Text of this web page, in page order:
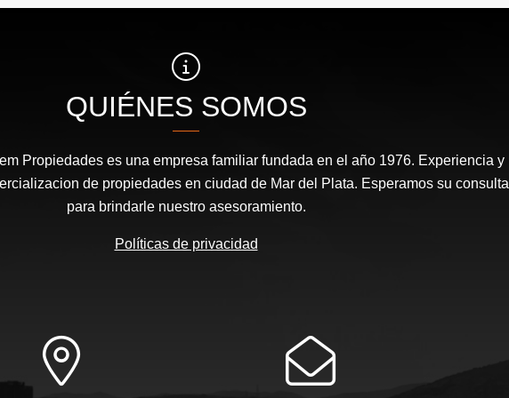
QUIÉNES SOMOS
Propiedades es una empresa familiar fundada en el año 1976. Experiencia y
de propiedades en ciudad de Mar del Plata. Esperamos su consulta
para brindarle nuestro asesoramiento.
Políticas de privacidad